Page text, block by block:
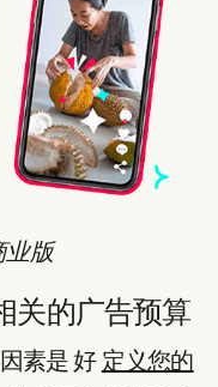
业版
关的广告预算
素是好 定义您的